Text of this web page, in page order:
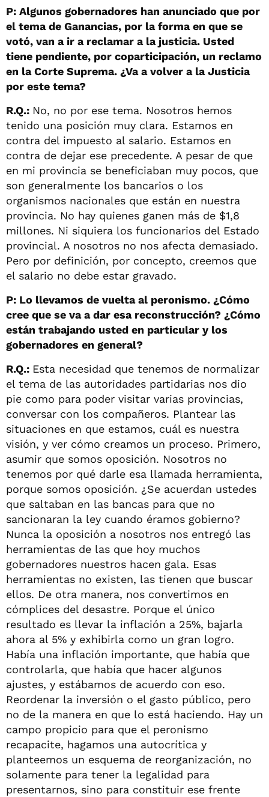
P: Algunos gobernadores han anunciado que por
el tema de Ganancias, por la forma en que se
votó, van a ir a reclamar a la justicia. Usted
tiene pendiente, por coparticipación, un reclamo
en la Corte Suprema. ¿Va a volver a la Justicia
por este tema?
R.Q.: No, no por ese tema. Nosotros hemos
tenido una posición muy clara. Estamos en
contra del impuesto al salario. Estamos en
contra de dejar ese precedente. A pesar de que
en mi provincia se beneficiaban muy pocos, que
son generalmente los bancarios o los
organismos nacionales que están en nuestra
provincia. No hay quienes ganen más de $1,8
millones. Ni siquiera los funcionarios del Estado
provincial. A nosotros no nos afecta demasiado.
Pero por definición, por concepto, creemos que
el salario no debe estar gravado.
P: Lo llevamos de vuelta al peronismo. ¿Cómo
cree que se va a dar esa reconstrucción? ¿Cómo
están trabajando usted en particular y los
gobernadores en general?
R.Q.: Esta necesidad que tenemos de normalizar
el tema de las autoridades partidarias nos dio
pie como para poder visitar varias provincias,
conversar con los compañeros. Plantear las
situaciones en que estamos, cuál es nuestra
visión, y ver cómo creamos un proceso. Primero,
asumir que somos oposición. Nosotros no
tenemos por qué darle esa llamada herramienta,
porque somos oposición. ¿Se acuerdan ustedes
que saltaban en las bancas para que no
sancionaran la ley cuando éramos gobierno?
Nunca la oposición a nosotros nos entregó las
herramientas de las que hoy muchos
gobernadores nuestros hacen gala. Esas
herramientas no existen, las tienen que buscar
ellos. De otra manera, nos convertimos en
cómplices del desastre. Porque el único
resultado es llevar la inflación a 25%, bajarla
ahora al 5% y exhibirla como un gran logro.
Había una inflación importante, que había que
controlarla, que había que hacer algunos
ajustes, y estábamos de acuerdo con eso.
Reordenar la inversión o el gasto público, pero
no de la manera en que lo está haciendo. Hay un
campo propicio para que el peronismo
recapacite, hagamos una autocrítica y
planteemos un esquema de reorganización, no
solamente para tener la legalidad para
presentarnos, sino para constituir ese frente